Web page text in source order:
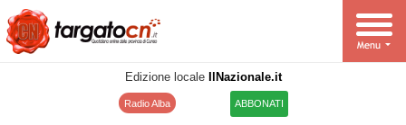
Edizione locale IlNazionale.it
Radio Alba ABBONATI